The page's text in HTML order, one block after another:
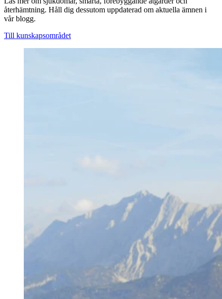
återhämtning. Håll dig dessutom uppdaterad om aktuella ämnen i
vår blogg.
Till kunskapsområdet